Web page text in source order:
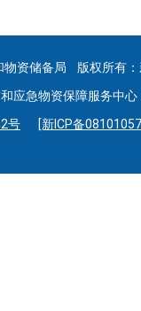
物资储备局 版权所有
应急物资保障服务中
号
[新ICP备